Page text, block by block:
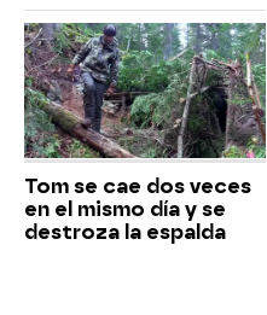
Tom se cae dos veces
en el mismo día y se
destroza la espalda